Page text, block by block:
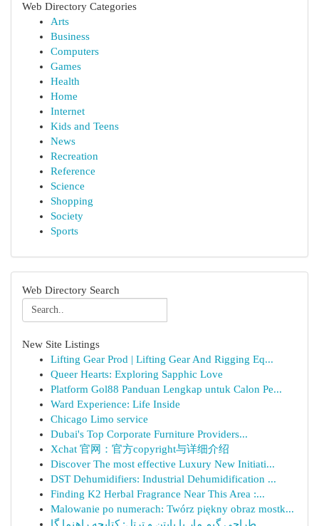
Web Directory Categories
Arts
Business
Computers
Games
Health
Home
Internet
Kids and Teens
News
Recreation
Reference
Science
Shopping
Society
Sports
Web Directory Search
New Site Listings
Lifting Gear Prod | Lifting Gear And Rigging Eq...
Queer Hearts: Exploring Sapphic Love
Platform Gol88 Panduan Lengkap untuk Calon Pe...
Ward Experience: Life Inside
Chicago Limo service
Dubai's Top Corporate Furniture Providers...
Xchat 官网：官方copyright与详细介绍
Discover The most effective Luxury New Initiati...
DST Dehumidifiers: Industrial Dehumidification ...
Finding K2 Herbal Fragrance Near This Area :...
Malowanie po numerach: Twórz piękny obraz mostk...